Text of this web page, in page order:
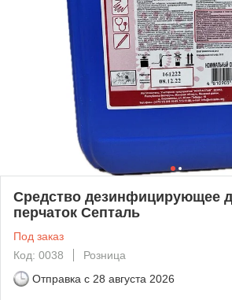
Cредство дезинфицирующее
перчаток Септаль
Под заказ
Код: 0038
Розница
Отправка с 28 августа 2026